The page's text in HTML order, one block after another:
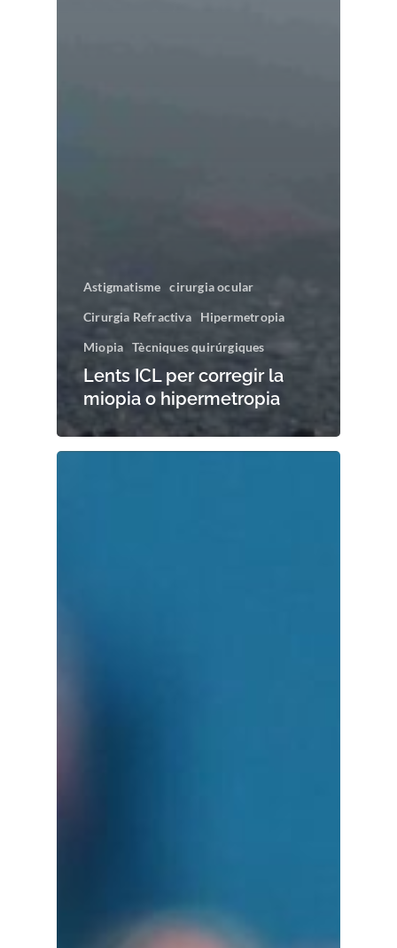
Astigmatisme
cirurgia ocular
Cirurgia Refractiva
Hipermetropia
Miopia
Tècniques quirúrgiques
Lents ICL per corregir la
miopia o hipermetropia